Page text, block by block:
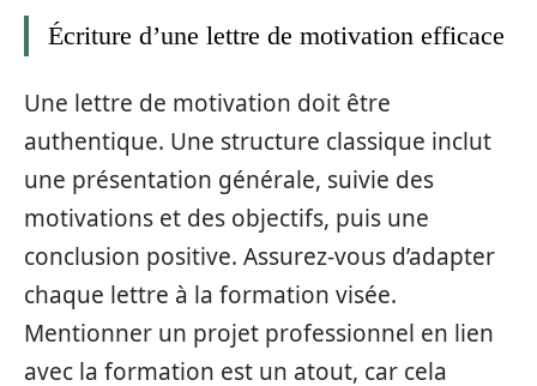
Écriture d’une lettre de motivation efficace
Une lettre de motivation doit être
authentique. Une structure classique inclut
une présentation générale, suivie des
motivations et des objectifs, puis une
conclusion positive. Assurez-vous d’adapter
chaque lettre à la formation visée.
Mentionner un projet professionnel en lien
avec la formation est un atout, car cela